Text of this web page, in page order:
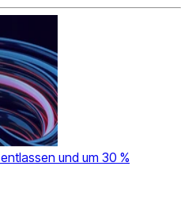
und um 30 %